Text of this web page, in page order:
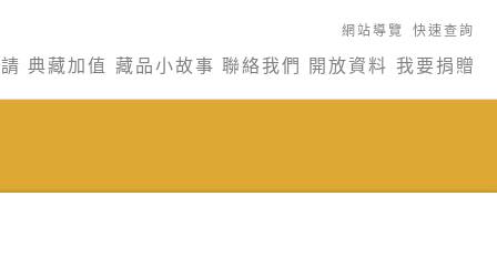
網站導覽 快速查詢
典藏加值 藏品小故事 聯絡我們 開放資料 我要捐贈